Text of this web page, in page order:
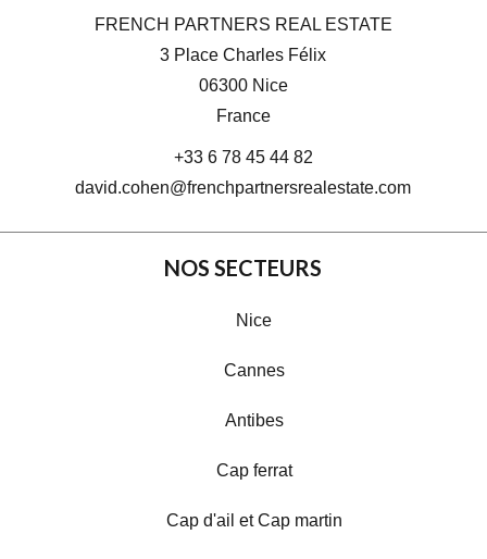
FRENCH PARTNERS REAL ESTATE
3 Place Charles Félix
06300 Nice
France
+33 6 78 45 44 82
david.cohen@frenchpartnersrealestate.com
NOS SECTEURS
Nice
Cannes
Antibes
Cap ferrat
Cap d'ail et Cap martin